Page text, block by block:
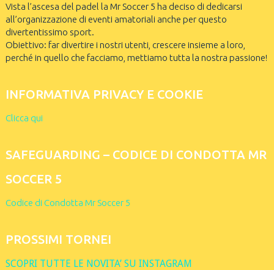
Vista l’ascesa del padel la Mr Soccer 5 ha deciso di dedicarsi
all’organizzazione di eventi amatoriali anche per questo
divertentissimo sport.
Obiettivo: far divertire i nostri utenti, crescere insieme a loro,
perché in quello che facciamo, mettiamo tutta la nostra passione!
INFORMATIVA PRIVACY E COOKIE
Clicca qui
SAFEGUARDING – CODICE DI CONDOTTA MR
SOCCER 5
Codice di Condotta Mr Soccer 5
PROSSIMI TORNEI
SCOPRI TUTTE LE NOVITA’ SU INSTAGRAM